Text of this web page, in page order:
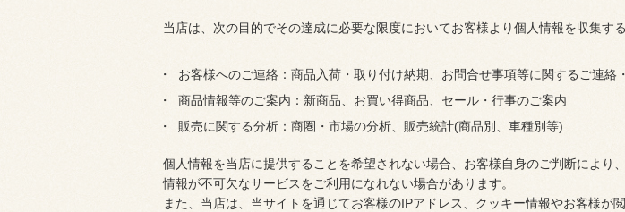
当店は、次の目的でその達成に必要な限度においてお客様より個人情報を収集す
お客様へのご連絡：商品入荷・取り付け納期、お問合せ事項等に関するご連絡
商品情報等のご案内：新商品、お買い得商品、セール・行事のご案内
販売に関する分析：商圏・市場の分析、販売統計(商品別、車種別等)
個人情報を当店に提供することを希望されない場合、お客様自身のご判断によ
情報が不可欠なサービスをご利用になれない場合があります。
また、当店は、当サイトを通じてお客様のIPアドレス、クッキー情報やお客様